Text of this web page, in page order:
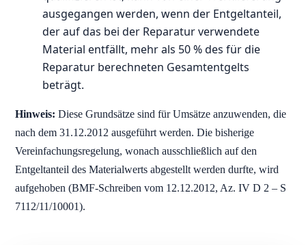
ausgegangen werden, wenn der Entgeltanteil,
der auf das bei der Reparatur verwendete
Material entfällt, mehr als 50 % des für die
Reparatur berechneten Gesamtentgelts
beträgt.
Hinweis:Diese Grundsätze sind für Umsätze anzuwenden, die
nach dem 31.12.2012 ausgeführt werden. Die bisherige
Vereinfachungsregelung, wonach ausschließlich auf den
Entgeltanteil des Materialwerts abgestellt werden durfte, wird
aufgehoben (BMF-Schreiben vom 12.12.2012, Az. IV D 2 – S
7112/11/10001).